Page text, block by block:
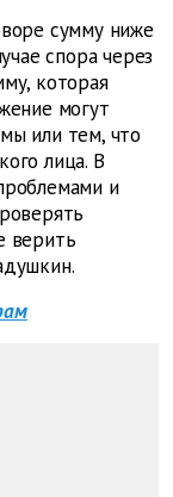
сумму ниже
спора через
которая
могут
или тем, что
лица. В
и
верить